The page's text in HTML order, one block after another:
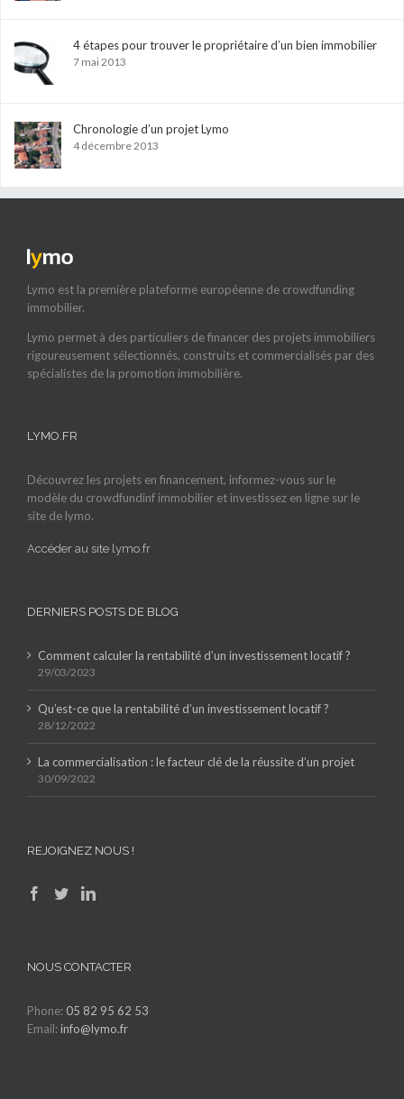
4 étapes pour trouver le propriétaire d’un bien immobilier
7 mai 2013
Chronologie d’un projet Lymo
4 décembre 2013
Lymo est la première plateforme européenne de crowdfunding
immobilier.
Lymo permet à des particuliers de financer des projets immobiliers
rigoureusement sélectionnés, construits et commercialisés par des
spécialistes de la promotion immobilière.
LYMO.FR
Découvrez les projets en financement, informez-vous sur le
modèle du crowdfundinf immobilier et investissez en ligne sur le
site de lymo.
Accéder au site lymo.fr
DERNIERS POSTS DE BLOG
Comment calculer la rentabilité d’un investissement locatif ?
29/03/2023
Qu’est-ce que la rentabilité d’un investissement locatif ?
28/12/2022
La commercialisation : le facteur clé de la réussite d’un projet
30/09/2022
REJOIGNEZ NOUS !
NOUS CONTACTER
Phone: 05 82 95 62 53
Email:info@lymo.fr